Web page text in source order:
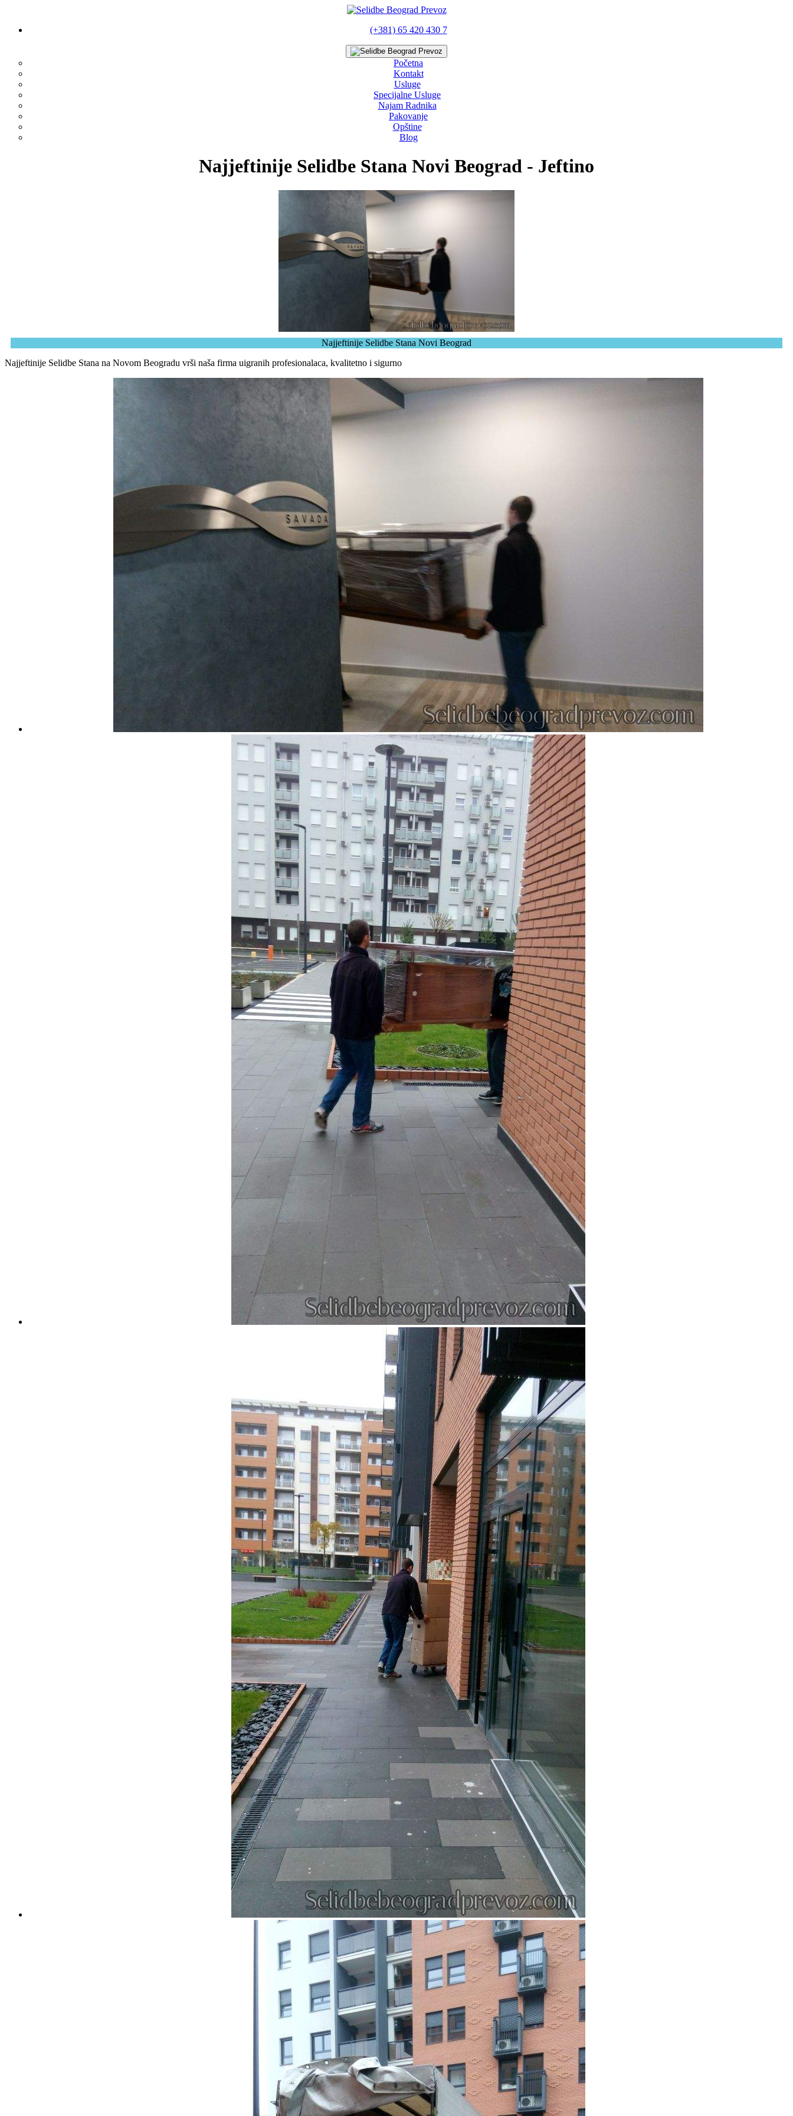
(+381) 65 420 430 7
Početna
Kontakt
Usluge
Specijalne Usluge
Najam Radnika
Pakovanje
Opštine
Blog
Najjeftinije Selidbe Stana Novi Beograd - Jeftino
Najjeftinije Selidbe Stana Novi Beograd
Najjeftinije Selidbe Stana na Novom Beogradu vrši naša firma uigranih profesionalaca, kvalitetno i sigurno